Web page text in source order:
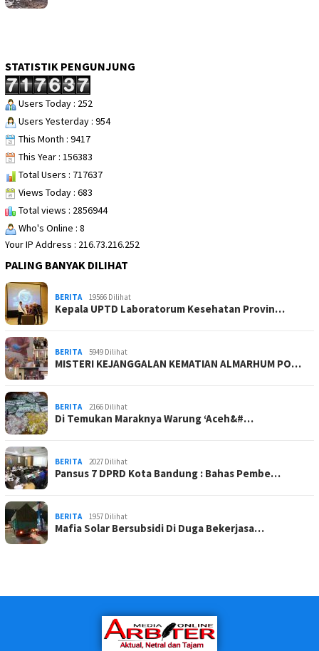
STATISTIK PENGUNJUNG
Users Today : 252
Users Yesterday : 954
This Month : 9417
This Year : 156383
Total Users : 717637
Views Today : 683
Total views : 2856944
Who's Online : 8
Your IP Address : 216.73.216.252
PALING BANYAK DILIHAT
BERITA 19566 Dilihat
Kepala UPTD Laboratorum Kesehatan Provin…
BERITA 5949 Dilihat
MISTERI KEJANGGALAN KEMATIAN ALMARHUM PO…
BERITA 2166 Dilihat
Di Temukan Maraknya Warung ‘Aceh&#…
BERITA 2027 Dilihat
Pansus 7 DPRD Kota Bandung : Bahas Pembe…
BERITA 1957 Dilihat
Mafia Solar Bersubsidi Di Duga Bekerjasa…